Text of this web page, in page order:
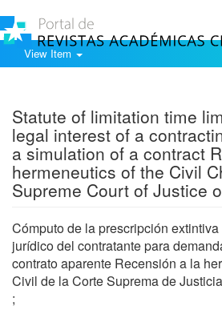
View Item
Statute of limitation time
legal interest of a
a simulation of a contract
hermeneutics of the Civil
Supreme Court of Justice
Cómputo de la prescripción
jurídico del contratante para
contrato aparente Recensión a la
Civil de la Corte Suprema de
;